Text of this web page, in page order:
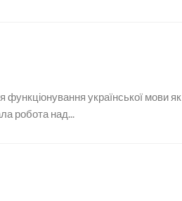
української мови як
робота над...